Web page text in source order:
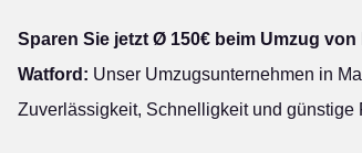
Sparen Sie jetzt Ø 150€ beim Umzug
Watford: Unser Umzugsunternehmen in
Zuverlässigkeit, Schnelligkeit und günstige